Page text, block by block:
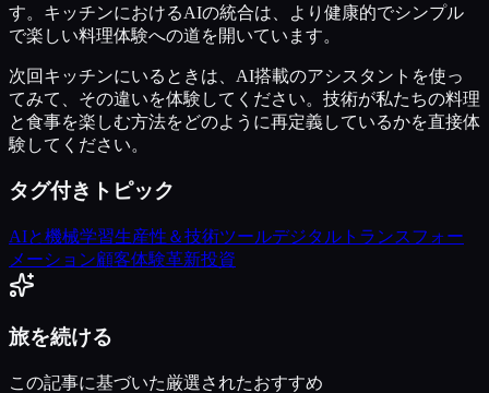
す。キッチンにおけるAIの統合は、より健康的でシンプル
で楽しい料理体験への道を開いています。
次回キッチンにいるときは、AI搭載のアシスタントを使っ
てみて、その違いを体験してください。技術が私たちの料理
と食事を楽しむ方法をどのように再定義しているかを直接体
験してください。
タグ付きトピック
AIと機械学習生産性＆技術ツールデジタルトランスフォー
メーション顧客体験革新投資
旅を続ける
この記事に基づいた厳選されたおすすめ